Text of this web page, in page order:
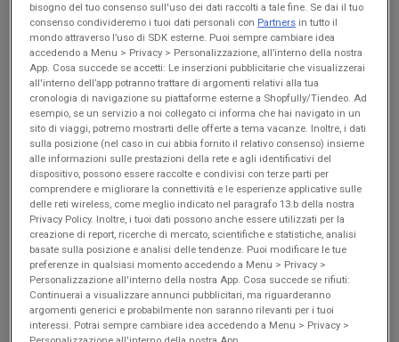
Buon Ferragosto
Scade il 19/08
Francavilla
Fontana
Buon Ferragosto
Scade il 19/08
Francavilla
Fontana
NUOVO
Coop
Risparmio
NUOVO
Coop
Convenienza
bisogno del tuo consenso sull'uso dei dati raccolti a tale fine. Se dai il tuo
consenso condivideremo i tuoi dati personali con Partners in tutto il
mondo attraverso l’uso di SDK esterne. Puoi sempre cambiare idea
accedendo a Menu > Privacy > Personalizzazione, all’interno della nostra
App. Cosa succede se accetti: Le inserzioni pubblicitarie che visualizzerai
all'interno dell’app potranno trattare di argomenti relativi alla tua
cronologia di navigazione su piattaforme esterne a Shopfully/Tiendeo. Ad
esempio, se un servizio a noi collegato ci informa che hai navigato in un
sito di viaggi, potremo mostrarti delle offerte a tema vacanze. Inoltre, i dati
sulla posizione (nel caso in cui abbia fornito il relativo consenso) insieme
alle informazioni sulle prestazioni della rete e agli identificativi del
dispositivo, possono essere raccolte e condivisi con terze parti per
comprendere e migliorare la connettività e le esperienze applicative sulle
delle reti wireless, come meglio indicato nel paragrafo 13.b della nostra
Privacy Policy. Inoltre, i tuoi dati possono anche essere utilizzati per la
creazione di report, ricerche di mercato, scientifiche e statistiche, analisi
basate sulla posizione e analisi delle tendenze. Puoi modificare le tue
preferenze in qualsiasi momento accedendo a Menu > Privacy >
Personalizzazione all'interno della nostra App. Cosa succede se rifiuti:
Continuerai a visualizzare annunci pubblicitari, ma riguarderanno
argomenti generici e probabilmente non saranno rilevanti per i tuoi
interessi. Potrai sempre cambiare idea accedendo a Menu > Privacy >